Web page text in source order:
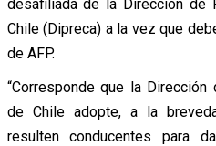
desafiliada de la Dirección de
Chile (Dipreca) a la vez que
de AFP.
“Corresponde que la
de Chile adopte, a la
resulten conducentes para